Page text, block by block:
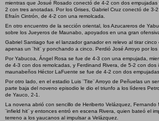
mientras que Josué Rosado conectó de 4-2 con dos
2 con tres anotadas. Por los Grises, Gabriel Cruz conectó de 3-
Efraín Cintrón, de 4-2 con una remolcada.
En otro encuentro de la sección oriental, los Azucareros de
sobre los Jueyeros de Maunabo, apoyados en una gran
Gabriel Santiago fue el lanzador ganador en relevo al tirar cinco
apenas un ¨hit¨ y ponchando a cinco. Perdió José Arroyo por los
Por Yabucoa, Ángel Rosa se fue de 4-3 con una empujada,
de 4-3 con dos remolcadas, y Ferdinand Rivera, de 5-2 con dos
maunabeños Héctor LaFuente se fue de 4-2 con dos empujadas.
Por otro lado, en el estadio Luis ¨Tite¨ Arroyo de Peñuelas un
parte baja del noveno episodio le dio el triunfo a los líderes
de Yauco, 2-1.
La novena abrió con sencillo de Heriberto Velázquez, Fernando
¨infield hit¨ y entonces entró en escena Rivera, quien bateó el
terreno a los yaucanos al impulsar a Velázquez.